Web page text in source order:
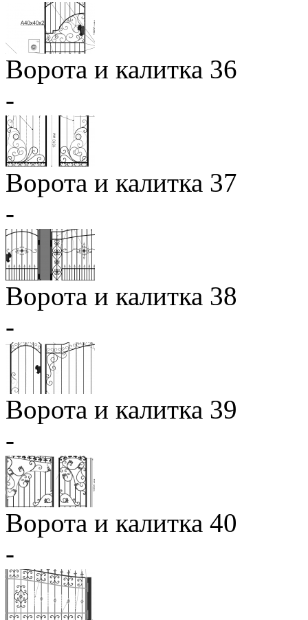
Ворота и калитка 36
-
Ворота и калитка 37
-
Ворота и калитка 38
-
Ворота и калитка 39
-
Ворота и калитка 40
-